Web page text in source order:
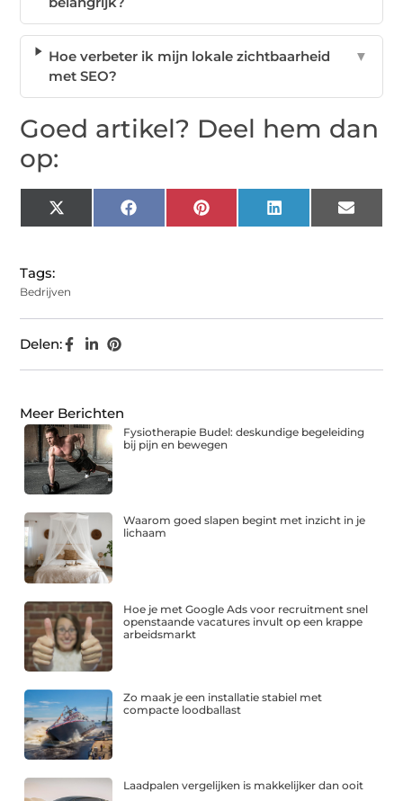
Hoe verbeter ik mijn lokale zichtbaarheid
met SEO?
▼
Goed artikel? Deel hem dan
op:
X
(Twitter)
Facebook Pinterest LinkedIn Email
Tags:
Bedrijven
Delen:
Meer Berichten
Fysiotherapie Budel: deskundige begeleiding
bij pijn en bewegen
Waarom goed slapen begint met inzicht in je
lichaam
Hoe je met Google Ads voor recruitment snel
openstaande vacatures invult op een krappe
arbeidsmarkt
Zo maak je een installatie stabiel met
compacte loodballast
Laadpalen vergelijken is makkelijker dan ooit